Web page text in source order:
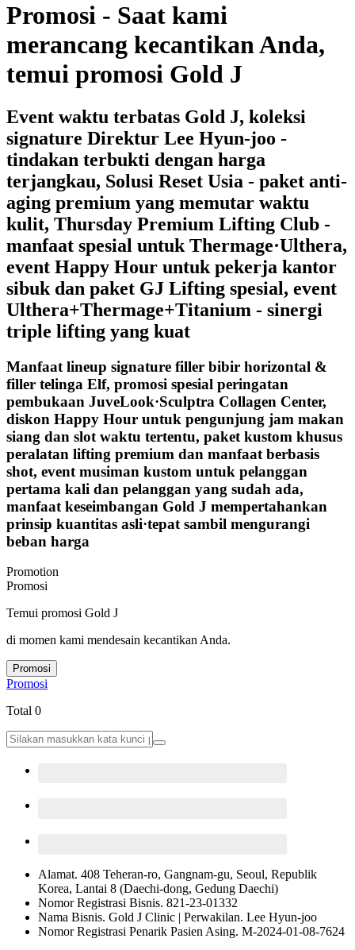
Promosi - Saat kami
merancang kecantikan Anda,
temui promosi Gold J
Event waktu terbatas Gold J, koleksi
signature Direktur Lee Hyun-joo -
tindakan terbukti dengan harga
terjangkau, Solusi Reset Usia - paket anti-
aging premium yang memutar waktu
kulit, Thursday Premium Lifting Club -
manfaat spesial untuk Thermage·Ulthera,
event Happy Hour untuk pekerja kantor
sibuk dan paket GJ Lifting spesial, event
Ulthera+Thermage+Titanium - sinergi
triple lifting yang kuat
Manfaat lineup signature filler bibir horizontal &
filler telinga Elf, promosi spesial peringatan
pembukaan JuveLook·Sculptra Collagen Center,
diskon Happy Hour untuk pengunjung jam makan
siang dan slot waktu tertentu, paket kustom khusus
peralatan lifting premium dan manfaat berbasis
shot, event musiman kustom untuk pelanggan
pertama kali dan pelanggan yang sudah ada,
manfaat keseimbangan Gold J mempertahankan
prinsip kuantitas asli·tepat sambil mengurangi
beban harga
Promotion
Promosi
Temui promosi Gold J
di momen kami mendesain kecantikan Anda.
Promosi
Promosi
Total 0
Alamat. 408 Teheran-ro, Gangnam-gu, Seoul, Republik
Korea, Lantai 8 (Daechi-dong, Gedung Daechi)
Nomor Registrasi Bisnis. 821-23-01332
Nama Bisnis. Gold J Clinic | Perwakilan. Lee Hyun-joo
Nomor Registrasi Penarik Pasien Asing. M-2024-01-08-7624